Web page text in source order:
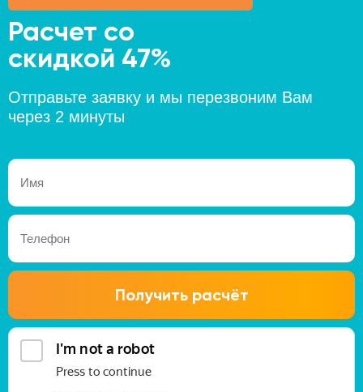
Расчет со
скидкой 47%
Отправьте заявку и мы перезвоним Вам
через 2 минуты
Получить расчёт